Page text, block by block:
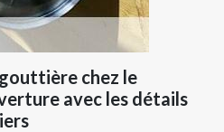
chez le
avec les détails